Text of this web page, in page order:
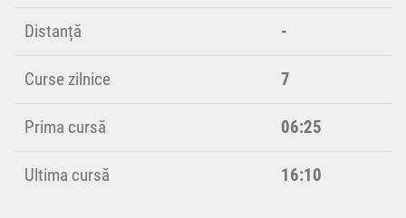
Distanță -
Curse zilnice 7
Prima cursă 06:25
Ultima cursă 16:10